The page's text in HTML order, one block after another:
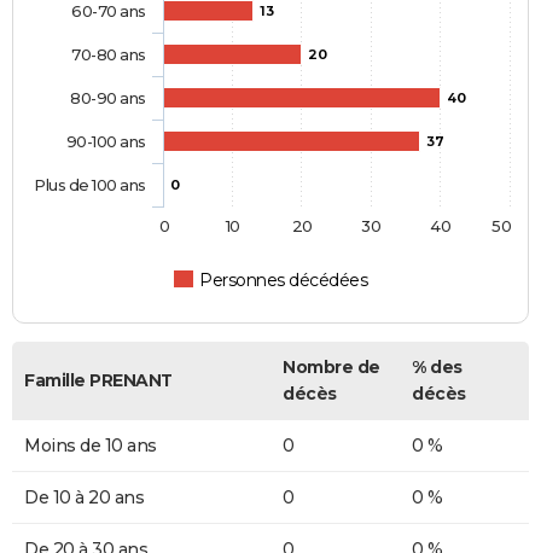
13
20
40
37
0
Personnes décédées
60-70 ans
70-80 ans
80-90 ans
90-100 ans
Plus de 100 ans
0 10 20 30 40 50
Famille PRENANT
Nombre de
décès
% des
décès
Moins de 10 ans 0 0 %
De 10 à 20 ans 0 0 %